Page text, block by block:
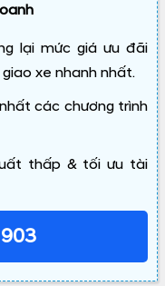
lại mức giá ưu đãi
xe nhanh nhất.
các chương trình
thấp & tối ưu tài